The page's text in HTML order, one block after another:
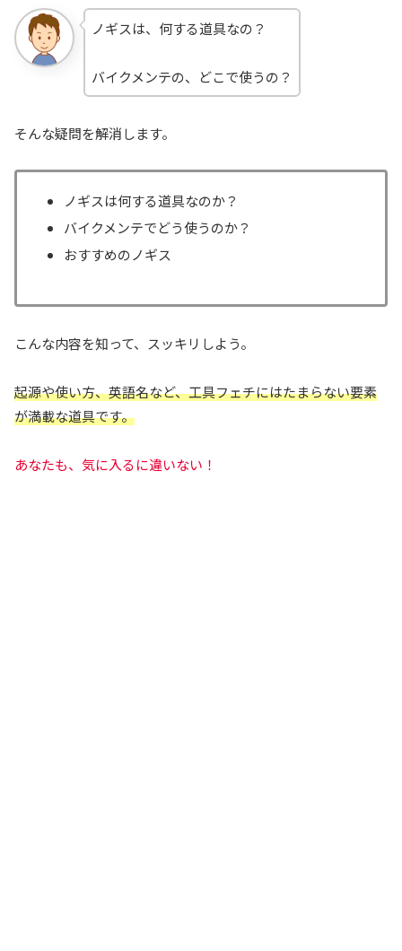
ノギスは、何する道具なの？
バイクメンテの、どこで使うの？
そんな疑問を解消します。
ノギスは何する道具なのか？
バイクメンテでどう使うのか？
おすすめのノギス
こんな内容を知って、スッキリしよう。
起源や使い方、英語名など、工具フェチにはたまらない要素
が満載な道具です。
あなたも、気に入るに違いない！